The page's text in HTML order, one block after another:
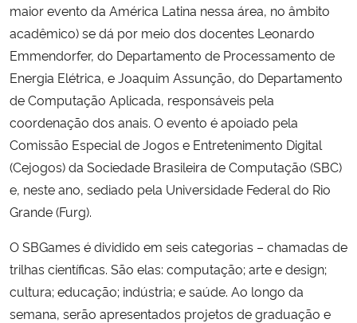
maior evento da América Latina nessa área, no âmbito
acadêmico) se dá por meio dos docentes Leonardo
Emmendorfer, do Departamento de Processamento de
Energia Elétrica, e Joaquim Assunção, do Departamento
de Computação Aplicada, responsáveis pela
coordenação dos anais. O evento é apoiado pela
Comissão Especial de Jogos e Entretenimento Digital
(Cejogos) da Sociedade Brasileira de Computação (SBC)
e, neste ano, sediado pela Universidade Federal do Rio
Grande (Furg).
O SBGames é dividido em seis categorias – chamadas de
trilhas científicas. São elas: computação; arte e design;
cultura; educação; indústria; e saúde. Ao longo da
semana, serão apresentados projetos de graduação e